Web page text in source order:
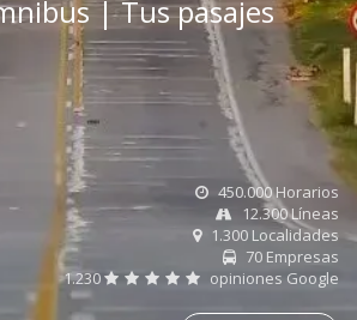
| Tus pasajes
450.000 Horarios
12.300 Líneas
1.300 Localidades
70 Empresas
1.230
opiniones Google